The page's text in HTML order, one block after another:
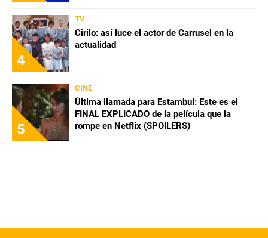
4
TV
Cirilo: así luce el actor de Carrusel en la
actualidad
5
CINE
Última llamada para Estambul: Este es el
FINAL EXPLICADO de la película que la
rompe en Netflix (SPOILERS)